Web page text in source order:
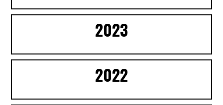
2023
2022